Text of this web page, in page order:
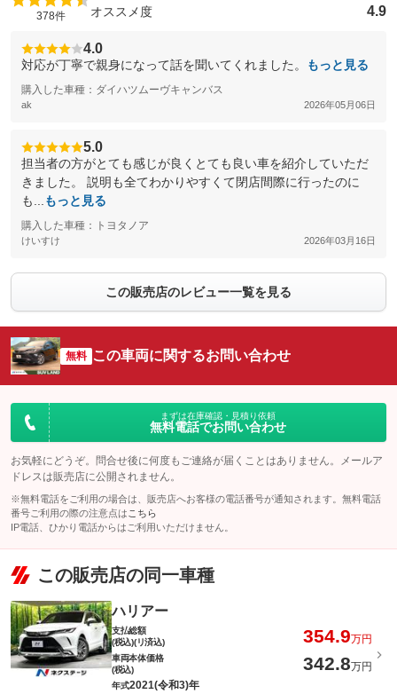
378件 オススメ度 4.9
4.0
対応が丁寧で親身になって話を聞いてくれました。 もっと見る
購入した車種：ダイハツムーヴキャンバス
ak 2026年05月06日
5.0
担当者の方がとても感じが良くとても良い車を紹介していただ
きました。 説明も全てわかりやすくて閉店間際に行ったのに
も...
もっと見る
購入した車種：トヨタノア
けいすけ 2026年03月16日
この販売店のレビュー一覧を見る
無料 この車両に関するお問い合わせ
まずは在庫確認・見積り依頼
無料電話でお問い合わせ
お気軽にどうぞ。問合せ後に何度もご連絡が届くことはありません。メールア
ドレスは販売店に公開されません。
※無料電話をご利用の場合は、販売店へお客様の電話番号が通知されます。無料電話
番号ご利用の際の注意点は こちら
IP電話、ひかり電話からはご利用いただけません。
この販売店の同一車種
ハリアー
支払総額
(税込)(リ済込)
354.9万円
車両本体価格
(税込)
342.8万円
年式2021(令和3)年